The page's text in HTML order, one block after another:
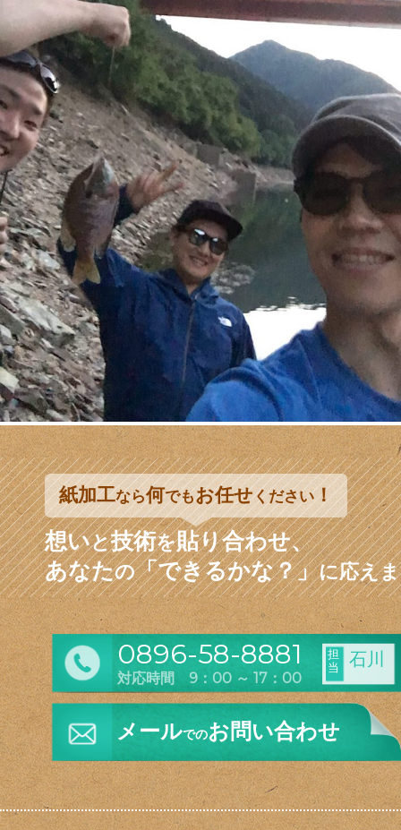
紙加工なら何でもお任せください！
想いと技術を貼り合わせ、
あなたの「できるかな？」に応え
0896-58-8881
対応時間 9：00 ～ 17：00
担
当
石川
メールでのお問い合わせ